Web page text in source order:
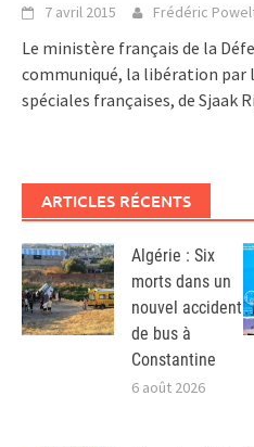
7 avril 2015 Frédéric
Le ministère français de la
communiqué, la libération par
spéciales françaises, de Sjaak
ARTICLES RÉCENTS
Algérie : Six
morts dans un
nouvel accident
de bus à
Constantine
6 août 2026